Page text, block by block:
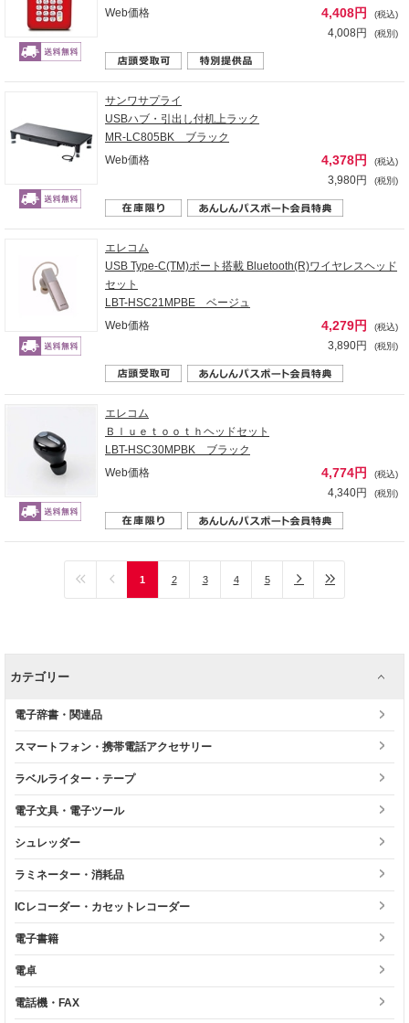
Web価格
4,408円 (税込)
4,008円 (税別)
サンワサプライ
USBハブ・引出し付机上ラック
MR-LC805BK ブラック
Web価格
4,378円 (税込)
3,980円 (税別)
エレコム
USB Type-C(TM)ポート搭載 Bluetooth(R)ワイヤレスヘッド
セット
LBT-HSC21MPBE ベージュ
Web価格
4,279円 (税込)
3,890円 (税別)
エレコム
Ｂｌｕｅｔｏｏｔｈヘッドセット
LBT-HSC30MPBK ブラック
Web価格
4,774円 (税込)
4,340円 (税別)
1 2 3 4 5
カテゴリー
電子辞書・関連品
スマートフォン・携帯電話アクセサリー
ラベルライター・テープ
電子文具・電子ツール
シュレッダー
ラミネーター・消耗品
ICレコーダー・カセットレコーダー
電子書籍
電卓
電話機・FAX